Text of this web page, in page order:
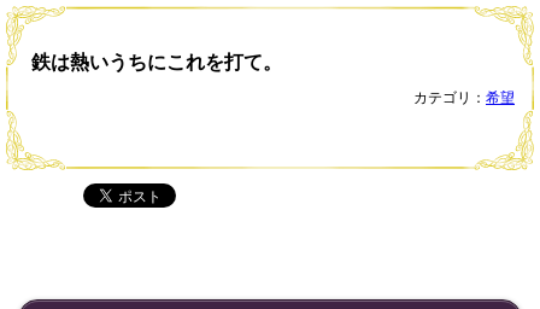
鉄は熱いうちにこれを打て。
カテゴリ： 希望